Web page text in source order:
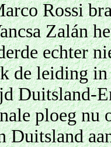
Rossi
Zalán
echter
de leiding
Duitsland-
ploeg
Duitsland